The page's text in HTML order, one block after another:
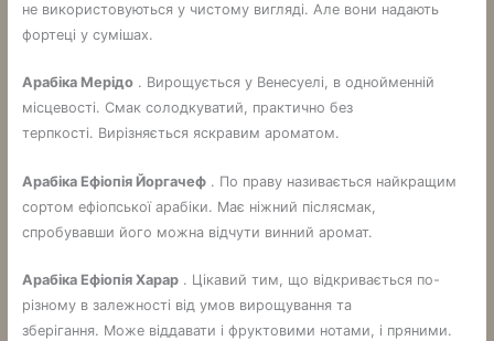
не використовуються у чистому вигляді. Але вони надають
фортеці у сумішах.
Арабіка Мерідо. Вирощується у Венесуелі, в однойменній
місцевості. Смак солодкуватий, практично без
терпкості. Вирізняється яскравим ароматом.
Арабіка Ефіопія Йоргачеф. По праву називається найкращим
сортом ефіопської арабіки. Має ніжний післясмак,
спробувавши його можна відчути винний аромат.
Арабіка Ефіопія Харар. Цікавий тим, що відкривається по-
різному в залежності від умов вирощування та
зберігання. Може віддавати і фруктовими нотами, і пряними.